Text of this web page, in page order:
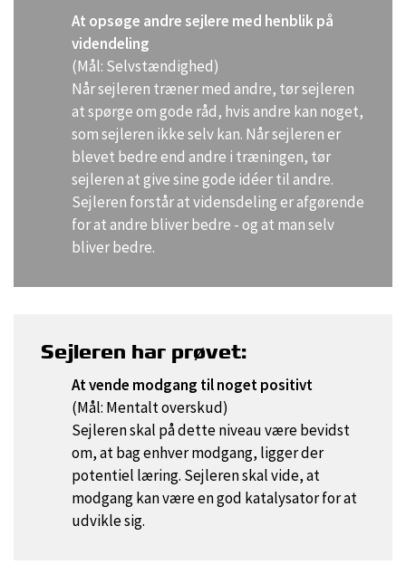
At opsøge andre sejlere med henblik på
videndeling
(Mål: Selvstændighed)
Når sejleren træner med andre, tør sejleren
at spørge om gode råd, hvis andre kan noget,
som sejleren ikke selv kan. Når sejleren er
blevet bedre end andre i træningen, tør
sejleren at give sine gode idéer til andre.
Sejleren forstår at vidensdeling er afgørende
for at andre bliver bedre - og at man selv
bliver bedre.
Sejleren har prøvet:
At vende modgang til noget positivt
(Mål: Mentalt overskud)
Sejleren skal på dette niveau være bevidst
om, at bag enhver modgang, ligger der
potentiel læring. Sejleren skal vide, at
modgang kan være en god katalysator for at
udvikle sig.